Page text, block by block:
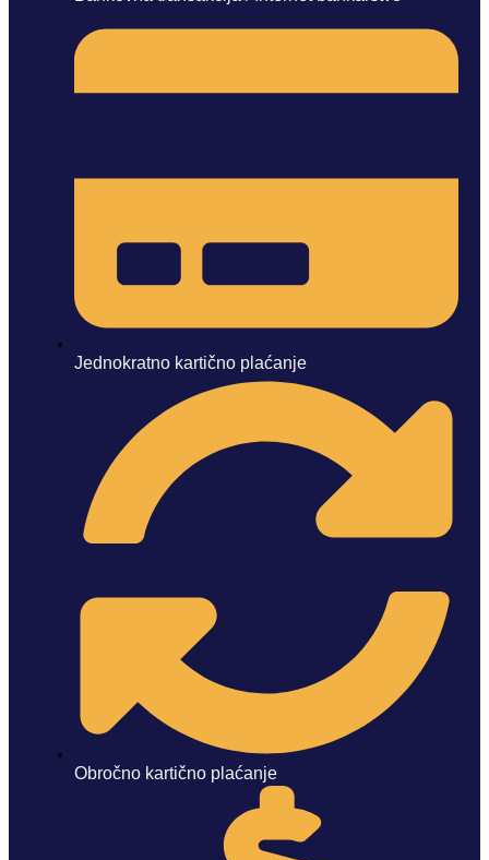
Jednokratno kartično plaćanje
Obročno kartično plaćanje